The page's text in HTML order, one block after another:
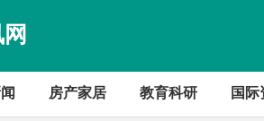
房产家居 教育科研 国际